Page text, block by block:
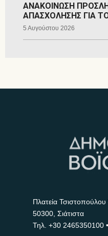
ΑΝΑΚΟΙΝΩΣΗ
ΑΠΑΣΧΟΛΗΣΗΣ ΓΙΑ
5 Αυγούστου 2026
Πλατεία
50300, Σιάτιστα
Τηλ. +30 2465350100